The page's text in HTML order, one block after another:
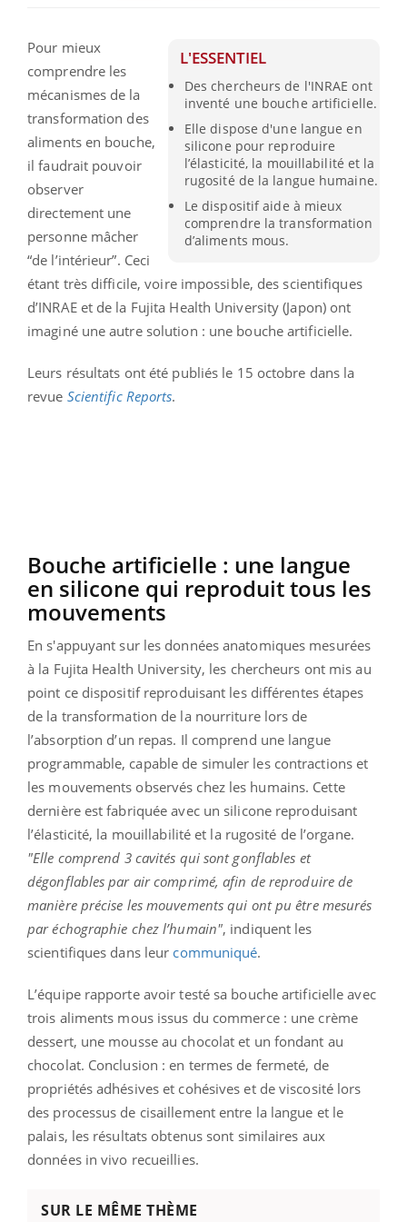
L'ESSENTIEL
Des chercheurs de l'INRAE ont
inventé une bouche artificielle.
Elle dispose d'une langue en
silicone pour reproduire
l’élasticité, la mouillabilité et la
rugosité de la langue humaine.
Le dispositif aide à mieux
comprendre la transformation
d’aliments mous.
Pour mieux
comprendre les
mécanismes de la
transformation des
aliments en bouche,
il faudrait pouvoir
observer
directement une
personne mâcher
“de l’intérieur”. Ceci
étant très difficile, voire impossible, des scientifiques
d’INRAE et de la Fujita Health University (Japon) ont
imaginé une autre solution : une bouche artificielle.
Leurs résultats ont été publiés le 15 octobre dans la
revue Scientific Reports.
Bouche artificielle : une langue
en silicone qui reproduit tous les
mouvements
En s'appuyant sur les données anatomiques mesurées
à la Fujita Health University, les chercheurs ont mis au
point ce dispositif reproduisant les différentes étapes
de la transformation de la nourriture lors de
l’absorption d’un repas. Il comprend une langue
programmable, capable de simuler les contractions et
les mouvements observés chez les humains. Cette
dernière est fabriquée avec un silicone reproduisant
l’élasticité, la mouillabilité et la rugosité de l’organe.
"Elle comprend 3 cavités qui sont gonflables et
dégonflables par air comprimé, afin de reproduire de
manière précise les mouvements qui ont pu être mesurés
par échographie chez l’humain", indiquent les
scientifiques dans leur communiqué.
L’équipe rapporte avoir testé sa bouche artificielle avec
trois aliments mous issus du commerce : une crème
dessert, une mousse au chocolat et un fondant au
chocolat. Conclusion : en termes de fermeté, de
propriétés adhésives et cohésives et de viscosité lors
des processus de cisaillement entre la langue et le
palais, les résultats obtenus sont similaires aux
données in vivo recueillies.
SUR LE MÊME THÈME